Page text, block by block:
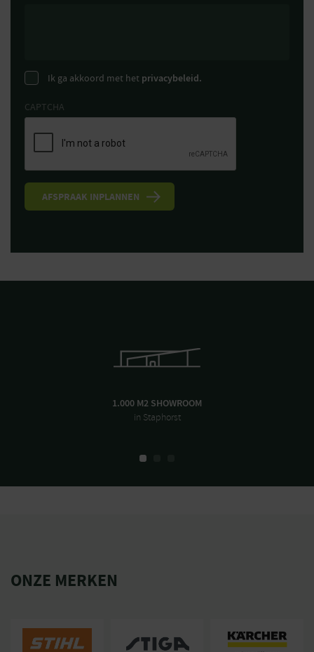
Ik ga akkoord met het privacybeleid.
CAPTCHA
1.000 M2 SHOWROOM
in Staphorst
ONZE MERKEN